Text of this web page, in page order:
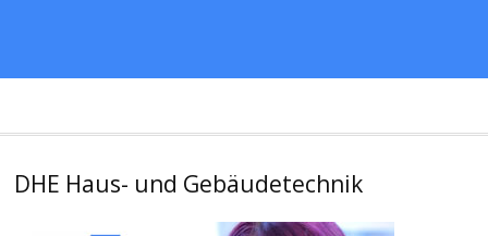
DHE Haus- und Gebäudetechnik